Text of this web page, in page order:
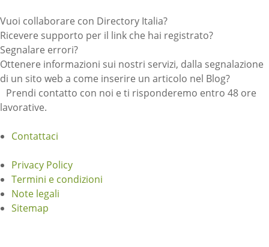
Vuoi collaborare con Directory Italia?
Ricevere supporto per il link che hai registrato?
Segnalare errori?
Ottenere informazioni sui nostri servizi, dalla segnalazione
di un sito web a come inserire un articolo nel Blog?
Prendi contatto con noi e ti risponderemo entro 48 ore
lavorative.
Contattaci
Privacy Policy
Termini e condizioni
Note legali
Sitemap